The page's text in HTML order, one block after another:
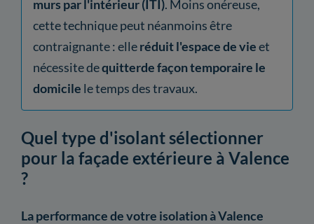
murs par l'intérieur (ITI). Moins onéreuse,
cette technique peut néanmoins être
contraignante : elleréduit l'espace de vieet
nécessite dequitterde façon temporaire le
domicile le temps des travaux.
Quel type d'isolant sélectionner
pour la façade extérieure à Valence
?
La performance de votre isolation à Valence